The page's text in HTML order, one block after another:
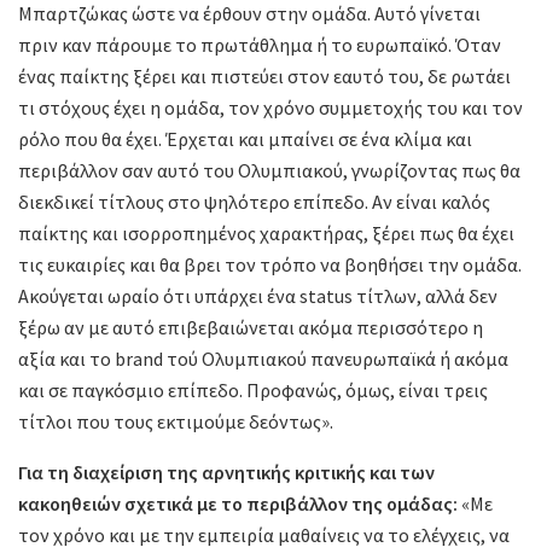
Μπαρτζώκας ώστε να έρθουν στην ομάδα. Αυτό γίνεται
πριν καν πάρουμε το πρωτάθλημα ή το ευρωπαϊκό. Όταν
ένας παίκτης ξέρει και πιστεύει στον εαυτό του, δε ρωτάει
τι στόχους έχει η ομάδα, τον χρόνο συμμετοχής του και τον
ρόλο που θα έχει. Έρχεται και μπαίνει σε ένα κλίμα και
περιβάλλον σαν αυτό του Ολυμπιακού, γνωρίζοντας πως θα
διεκδικεί τίτλους στο ψηλότερο επίπεδο. Αν είναι καλός
παίκτης και ισορροπημένος χαρακτήρας, ξέρει πως θα έχει
τις ευκαιρίες και θα βρει τον τρόπο να βοηθήσει την ομάδα.
Ακούγεται ωραίο ότι υπάρχει ένα status τίτλων, αλλά δεν
ξέρω αν με αυτό επιβεβαιώνεται ακόμα περισσότερο η
αξία και το brand τού Ολυμπιακού πανευρωπαϊκά ή ακόμα
και σε παγκόσμιο επίπεδο. Προφανώς, όμως, είναι τρεις
τίτλοι που τους εκτιμούμε δεόντως».
Για τη διαχείριση της αρνητικής κριτικής και των
κακοηθειών σχετικά με το περιβάλλον της ομάδας: «Με
τον χρόνο και με την εμπειρία μαθαίνεις να το ελέγχεις, να